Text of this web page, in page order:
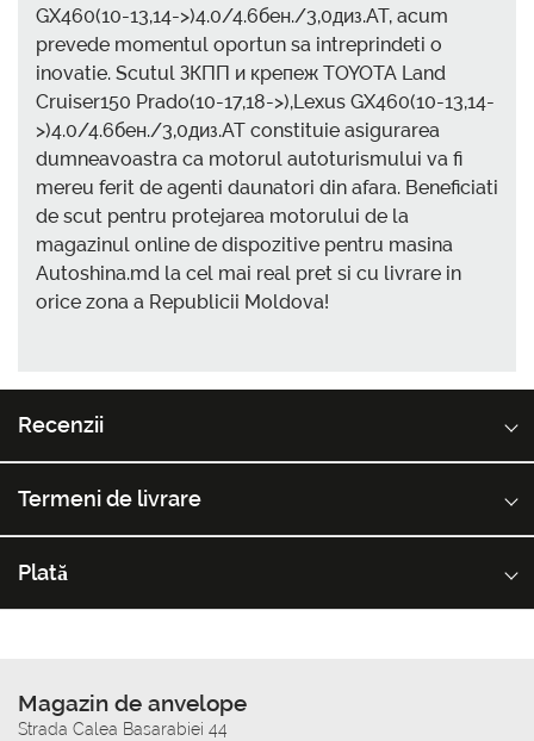
GX460(10-13,14->)4.0/4.6бен./3,0диз.AT, acum
prevede momentul oportun sa intreprindeti o
inovatie. Scutul ЗКПП и крепеж TOYOTA Land
Cruiser150 Prado(10-17,18->),Lexus GX460(10-13,14-
>)4.0/4.6бен./3,0диз.AT constituie asigurarea
dumneavoastra ca motorul autoturismului va fi
mereu ferit de agenti daunatori din afara. Beneficiati
de scut pentru protejarea motorului de la
magazinul online de dispozitive pentru masina
Autoshina.md la cel mai real pret si cu livrare in
orice zona a Republicii Moldova!
Recenzii
Termeni de livrare
Plată
Magazin de anvelope
Strada Calea Basarabiei 44